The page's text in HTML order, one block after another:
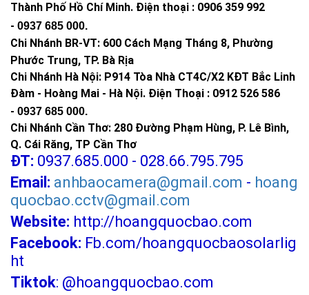
Thành Phố Hồ Chí Minh. Điện thoại : 0906 359 992
- 0937 685 000.
Chi Nhánh BR-VT: 600 Cách Mạng Tháng 8, Phường
Phước Trung, TP. Bà Rịa
Chi Nhánh Hà Nội: P914 Tòa Nhà CT4C/X2 KĐT Bắc Linh
Đàm - Hoàng Mai - Hà Nội. Điện Thoại : 0912 526 586
- 0937 685 000.
Chi Nhánh Cần Thơ: 280 Đường Phạm Hùng, P. Lê Bình,
Q. Cái Răng, TP Cần Thơ
ĐT: 0937.685.000 - 028.66.795.795
Email: anhbaocamera@gmail.com - hoang
quocbao.cctv@gmail.com
Website: http://hoangquocbao.com
Facebook: Fb.com/hoangquocbaosolarlig
ht
Tiktok: @hoangquocbao.com